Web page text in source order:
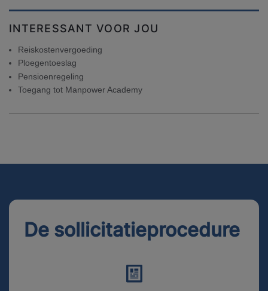
INTERESSANT VOOR JOU
Reiskostenvergoeding
Ploegentoeslag
Pensioenregeling
Toegang tot Manpower Academy
De sollicitatieprocedure